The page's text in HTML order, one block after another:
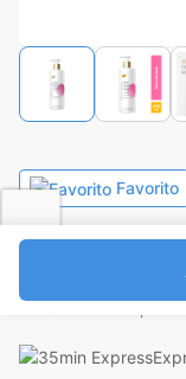
Favorito